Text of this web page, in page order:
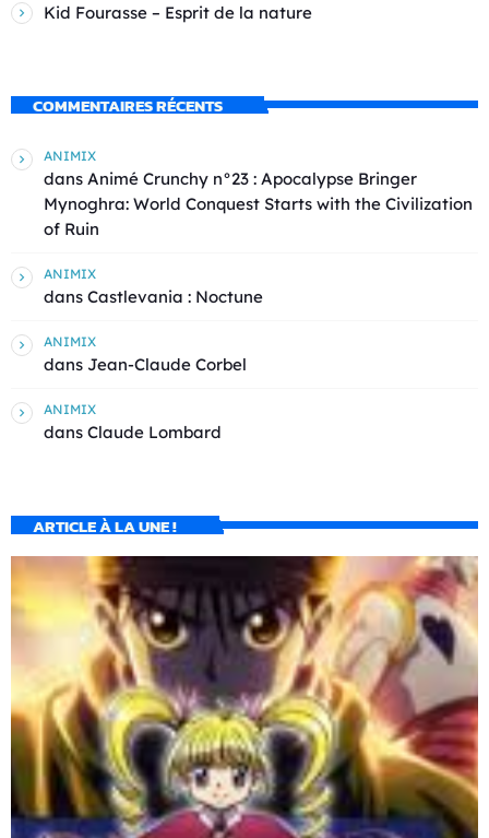
Kid Fourasse – Esprit de la nature
COMMENTAIRES RÉCENTS
ANIMIX
dans Animé Crunchy n°23 : Apocalypse Bringer
Mynoghra: World Conquest Starts with the Civilization
of Ruin
ANIMIX
dans Castlevania : Noctune
ANIMIX
dans Jean-Claude Corbel
ANIMIX
dans Claude Lombard
ARTICLE À LA UNE !